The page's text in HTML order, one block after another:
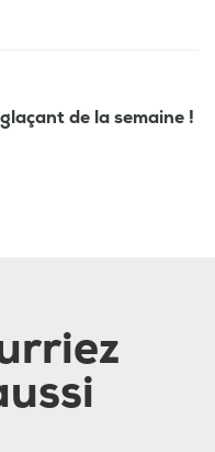
de la semaine !